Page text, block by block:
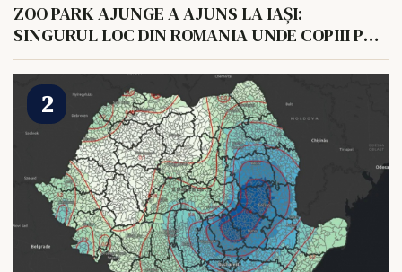
ZOO PARK AJUNGE A AJUNS LA IAȘI:
SINGURUL LOC DIN ROMANIA UNDE COPIII POT
HRANI UN ELEFANT